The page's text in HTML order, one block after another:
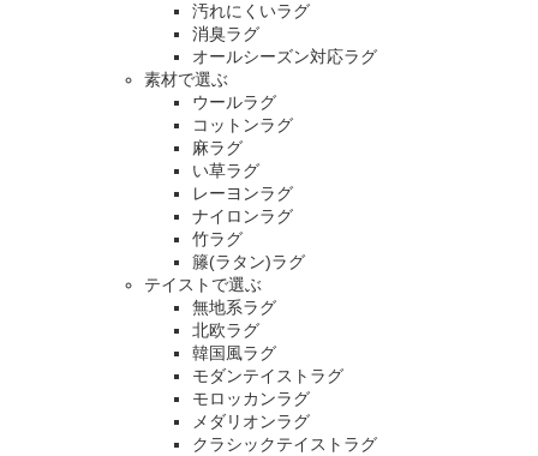
汚れにくいラグ
消臭ラグ
オールシーズン対応ラグ
素材で選ぶ
ウールラグ
コットンラグ
麻ラグ
い草ラグ
レーヨンラグ
ナイロンラグ
竹ラグ
籐(ラタン)ラグ
テイストで選ぶ
無地系ラグ
北欧ラグ
韓国風ラグ
モダンテイストラグ
モロッカンラグ
メダリオンラグ
クラシックテイストラグ